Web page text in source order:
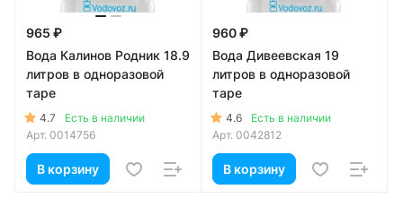
965 ₽
Вода Калинов Родник 18.9
литров в одноразовой
таре
4.7
Есть в наличии
Арт. 0014756
В корзину
960 ₽
Вода Дивеевская 19
литров в одноразовой
таре
4.6
Есть в наличии
Арт. 0042812
В корзину